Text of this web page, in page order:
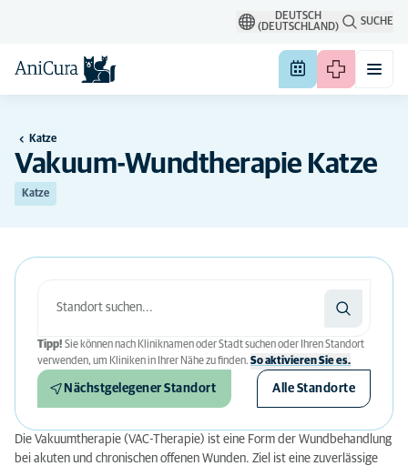
DEUTSCH
(DEUTSCHLAND)
SUCHE
Katze
Vakuum-Wundtherapie Katze
Katze
Tipp! Sie können nach Kliniknamen oder Stadt suchen oder Ihren Standort
verwenden, um Kliniken in Ihrer Nähe zu finden. So aktivieren Sie es.
Nächstgelegener Standort Alle Standorte
Die Vakuumtherapie (VAC-Therapie) ist eine Form der Wundbehandlung
bei akuten und chronischen offenen Wunden. Ziel ist eine zuverlässige